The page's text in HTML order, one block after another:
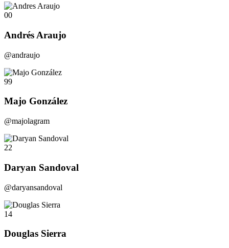
00
Andrés Araujo
@andraujo
99
Majo González
@majolagram
22
Daryan Sandoval
@daryansandoval
14
Douglas Sierra